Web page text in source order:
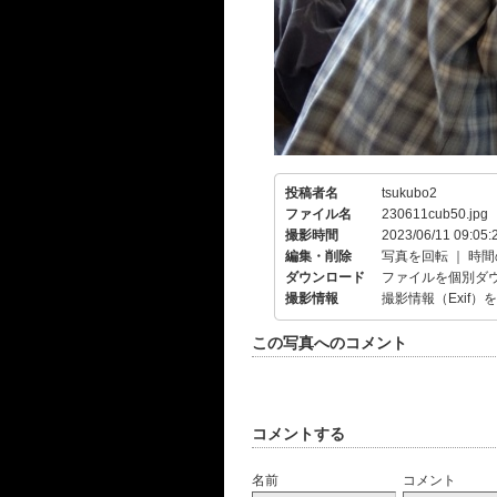
投稿者名
tsukubo2
ファイル名
230611cub50.jpg
撮影時間
2023/06/11
編集・削除
写真を回転
時
ダウンロード
ファイルを個別ダ
撮影情報
撮影情報（Exif）
この写真へのコメント
コメントする
名前 コメント